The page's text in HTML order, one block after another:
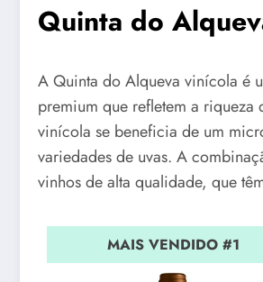
Quinta do
A Quinta do Alqueva vinícola é
premium que refletem a
vinícola se beneficia de um
variedades de uvas. A
vinhos de alta qualidade, que
MAIS VENDIDO #1